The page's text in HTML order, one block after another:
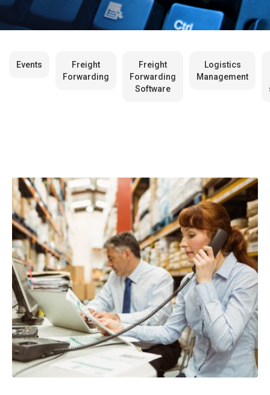
Events
Freight
Forwarding
Freight
Forwarding
Software
Logistics
Management